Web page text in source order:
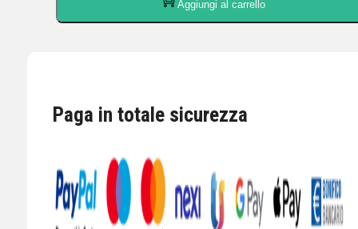
bagagliaio
Aggiungi al carrello
Paga in totale sicurezza